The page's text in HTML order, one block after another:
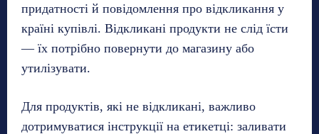
придатності й повідомлення про відкликання у
країні купівлі. Відкликані продукти не слід їсти
— їх потрібно повернути до магазину або
утилізувати.
Для продуктів, які не відкликані, важливо
дотримуватися інструкції на етикетці: заливати